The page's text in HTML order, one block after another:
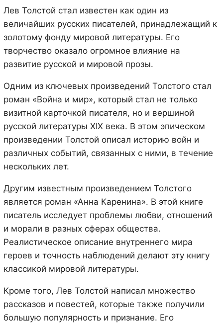
Лев Толстой стал известен как один из
величайших русских писателей, принадлежащий к
золотому фонду мировой литературы. Его
творчество оказало огромное влияние на
развитие русской и мировой прозы.
Одним из ключевых произведений Толстого стал
роман «Война и мир», который стал не только
визитной карточкой писателя, но и вершиной
русской литературы XIX века. В этом эпическом
произведении Толстой описал историю войн и
различных событий, связанных с ними, в течение
нескольких лет.
Другим известным произведением Толстого
является роман «Анна Каренина». В этой книге
писатель исследует проблемы любви, отношений
и морали в разных сферах общества.
Реалистическое описание внутреннего мира
героев и точность наблюдений делают эту книгу
классикой мировой литературы.
Кроме того, Лев Толстой написал множество
рассказов и повестей, которые также получили
большую популярность и признание. Его